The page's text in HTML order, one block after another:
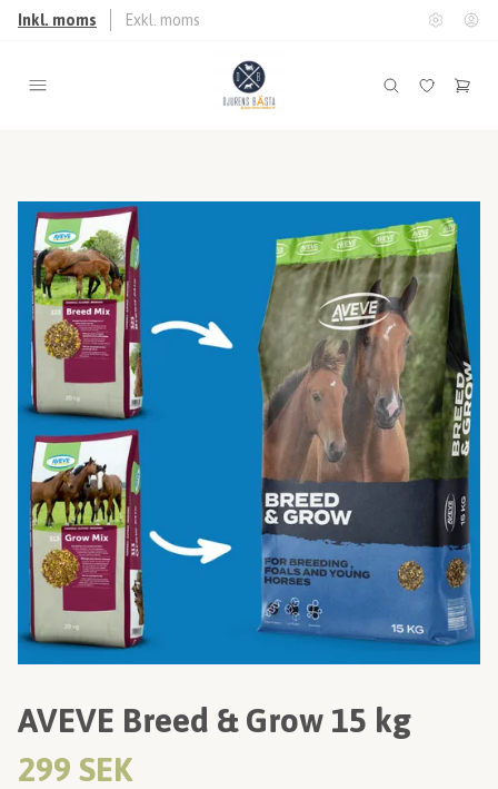
Inkl. moms Exkl. moms
AVEVE Breed & Grow 15 kg
299 SEK